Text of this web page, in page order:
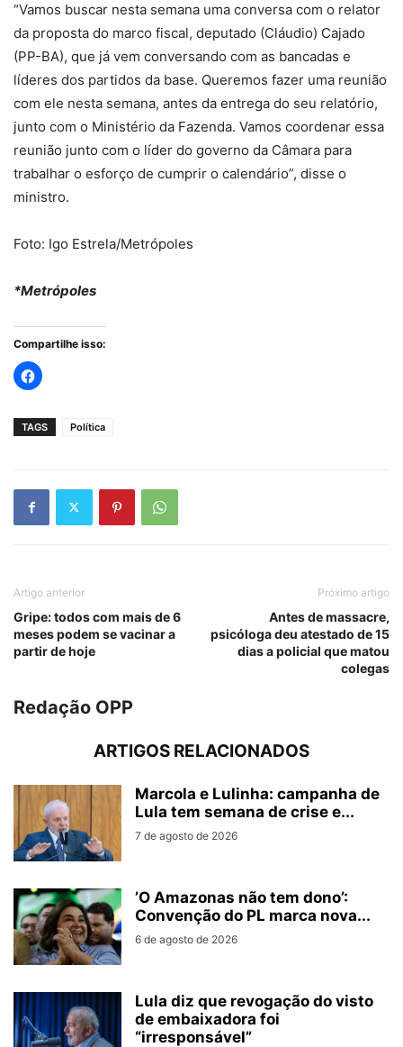
“Vamos buscar nesta semana uma conversa com o relator
da proposta do marco fiscal, deputado (Cláudio) Cajado
(PP-BA), que já vem conversando com as bancadas e
líderes dos partidos da base. Queremos fazer uma reunião
com ele nesta semana, antes da entrega do seu relatório,
junto com o Ministério da Fazenda. Vamos coordenar essa
reunião junto com o líder do governo da Câmara para
trabalhar o esforço de cumprir o calendário”, disse o
ministro.
Foto: Igo Estrela/Metrópoles
*Metrópoles
Compartilhe isso:
TAGS Política
Artigo anterior
Gripe: todos com mais de 6
meses podem se vacinar a
partir de hoje
Próximo artigo
Antes de massacre,
psicóloga deu atestado de 15
dias a policial que matou
colegas
Redação OPP
ARTIGOS RELACIONADOS
Marcola e Lulinha: campanha de
Lula tem semana de crise e...
7 de agosto de 2026
’O Amazonas não tem dono’:
Convenção do PL marca nova...
6 de agosto de 2026
Lula diz que revogação do visto
de embaixadora foi
“irresponsável”